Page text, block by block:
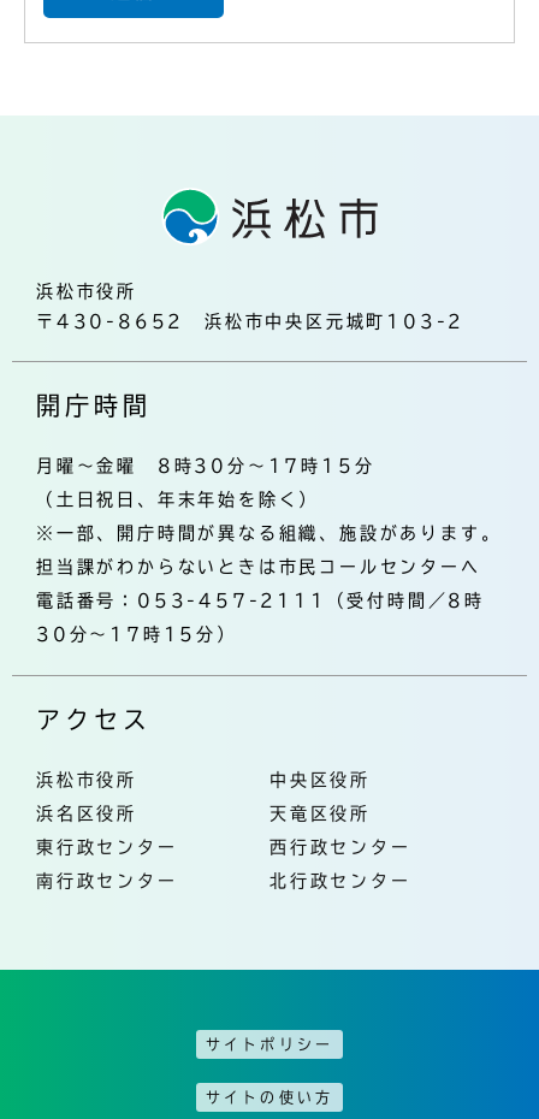
浜松市役所
〒430-8652 浜松市中央区元城町103-2
開庁時間
月曜～金曜 8時30分～17時15分
（土日祝日、年末年始を除く）
※一部、開庁時間が異なる組織、施設があります。
担当課がわからないときは市民コールセンターへ
電話番号：053-457-2111（受付時間／8時
30分～17時15分）
アクセス
浜松市役所
中央区役所
浜名区役所
天竜区役所
東行政センター
西行政センター
南行政センター
北行政センター
サイトポリシー
サイトの使い方